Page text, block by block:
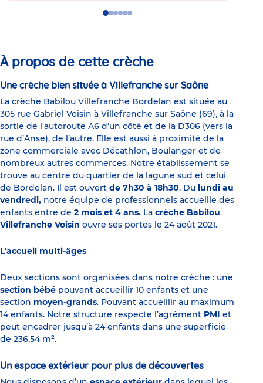
GoGoGoGo
GoGo
À propos de cette crèche
Une crèche bien située à Villefranche sur Saône
La crèche Babilou Villefranche Bordelan est située au
305 rue Gabriel Voisin à Villefranche sur Saône (69), à la
sortie de l'autoroute A6 d’un côté et de la D306 (vers la
rue d’Anse), de l’autre. Elle est aussi à proximité de la
zone commerciale avec Décathlon, Boulanger et de
nombreux autres commerces. Notre établissement se
trouve au centre du quartier de la lagune sud et celui
de Bordelan. Il est ouvert de 7h30 à 18h30. Du lundi au
vendredi, notre équipe de professionnels accueille des
enfants entre de 2 mois et 4 ans. La crèche Babilou
Villefranche Voisin ouvre ses portes le 24 août 2021.
L'accueil multi-âges
Deux sections sont organisées dans notre crèche : une
section bébé pouvant accueillir 10 enfants et une
section moyen-grands. Pouvant accueillir au maximum
14 enfants. Notre structure respecte l’agrément PMI et
peut encadrer jusqu’à 24 enfants dans une superficie
de 236,54 m².
Un espace extérieur pour plus de découvertes